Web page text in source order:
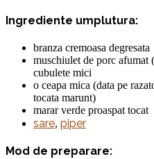
Ingrediente umplutura:
branza cremoasa degresata
muschiulet de porc afumat
cubulete mici
o ceapa mica (data pe
tocata marunt)
marar verde proaspat tocat
sare, piper
Mod de preparare: